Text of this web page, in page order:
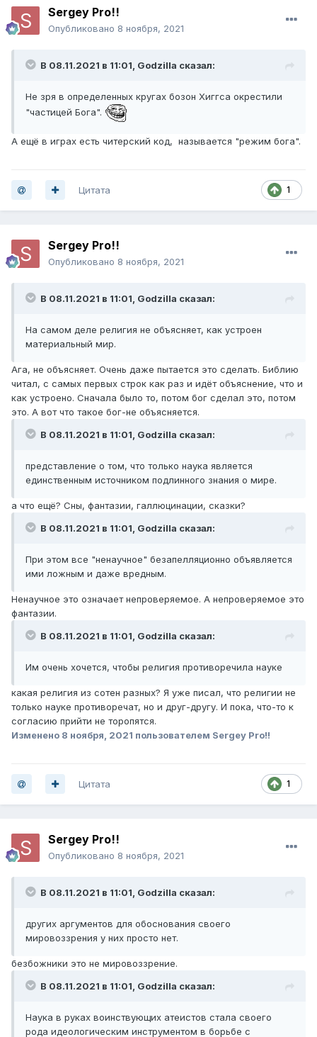
Sergey Pro!!
Опубликовано 8 ноября, 2021
В 08.11.2021 в 11:01, Godzilla сказал:
Не зря в определенных кругах бозон Хиггса окрестили
"частицей Бога".
А ещё в играх есть читерский код, называется "режим бога".
1
Цитата
Sergey Pro!!
Опубликовано 8 ноября, 2021
В 08.11.2021 в 11:01, Godzilla сказал:
На самом деле религия не объясняет, как устроен
материальный мир.
Ага, не объясняет. Очень даже пытается это сделать. Библию
читал, с самых первых строк как раз и идёт объяснение, что и
как устроено. Сначала было то, потом бог сделал это, потом
это. А вот что такое бог-не объясняется.
В 08.11.2021 в 11:01, Godzilla сказал:
представление о том, что только наука является
единственным источником подлинного знания о мире.
а что ещё? Сны, фантазии, галлюцинации, сказки?
В 08.11.2021 в 11:01, Godzilla сказал:
При этом все "ненаучное" безапелляционно объявляется
ими ложным и даже вредным.
Ненаучное это означает непроверяемое. А непроверяемое это
фантазии.
В 08.11.2021 в 11:01, Godzilla сказал:
Им очень хочется, чтобы религия противоречила науке
какая религия из сотен разных? Я уже писал, что религии не
только науке противоречат, но и друг-другу. И пока, что-то к
согласию прийти не торопятся.
Изменено 8 ноября, 2021 пользователем Sergey Pro!!
1
Цитата
Sergey Pro!!
Опубликовано 8 ноября, 2021
В 08.11.2021 в 11:01, Godzilla сказал:
других аргументов для обоснования своего
мировоззрения у них просто нет.
безбожники это не мировоззрение.
В 08.11.2021 в 11:01, Godzilla сказал:
Наука в руках воинствующих атеистов стала своего
рода идеологическим инструментом в борьбе с